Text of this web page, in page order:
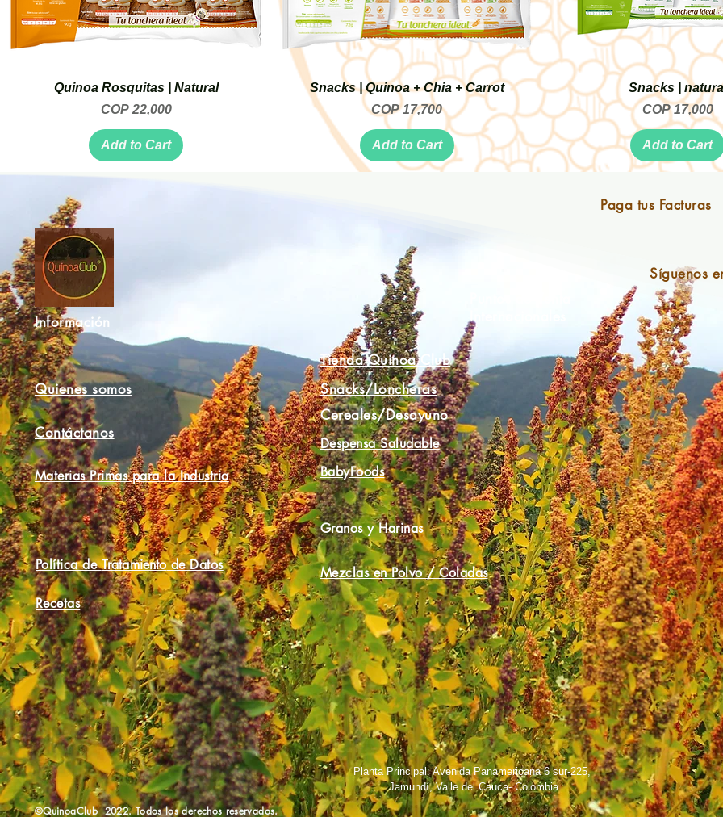
Quinoa Rosquitas | Natural
Price
COP 22,000
Add to Cart
Snacks | Quinoa + Chia + Carrot
Price
COP 17,700
Add to Cart
Snacks |
Price
COP 17,000
Add to Cart
Información
Paga tus Facturas
Síguenos
Internacionales
Tienda Quinoa Club
Quienes somos
Snacks/Loncheras
Cereales/Desayuno
Contáctanos
Materias Primas para la Industria
Política deTratamientode Datos
Despensa Saludable
BabyFoods
Granos y Harinas
Mezclas en Polvo / Coladas
Recetas
Planta Principal: Avenida Panamericana 6 sur-225,
Jamundí, Valle del Cauca- Colombia
©QuinoaClub 2022. Todos los derechos reservados.